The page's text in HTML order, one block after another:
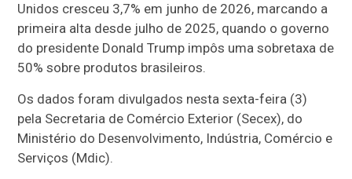
Unidos cresceu 3,7% em junho de 2026, marcando a
primeira alta desde julho de 2025, quando o governo
do presidente Donald Trump impôs uma sobretaxa de
50% sobre produtos brasileiros.
Os dados foram divulgados nesta sexta-feira (3)
pela Secretaria de Comércio Exterior (Secex), do
Ministério do Desenvolvimento, Indústria, Comércio e
Serviços (Mdic).